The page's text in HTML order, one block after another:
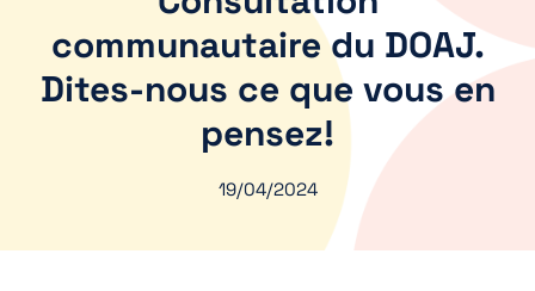
communautaire du DOAJ.
Dites-nous ce que vous en
pensez!
19/04/2024